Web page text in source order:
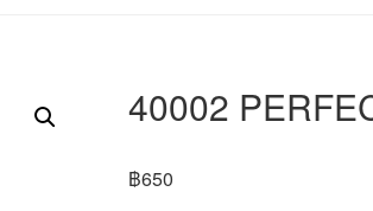
40002
฿650